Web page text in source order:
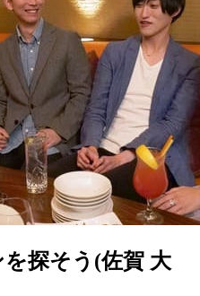
探そう(佐賀 大